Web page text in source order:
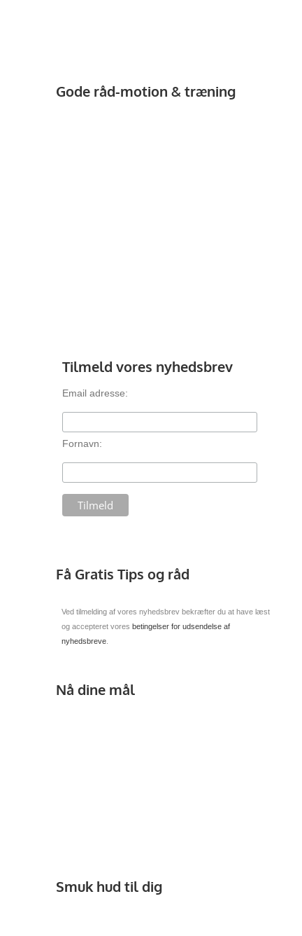
Gode råd-motion & træning
Tilmeld vores nyhedsbrev
Email adresse:
Fornavn:
Få Gratis Tips og råd
Ved tilmelding af vores nyhedsbrev bekræfter du at have læst
og accepteret vores betingelser for udsendelse af
nyhedsbreve
Nå dine mål
Smuk hud til dig